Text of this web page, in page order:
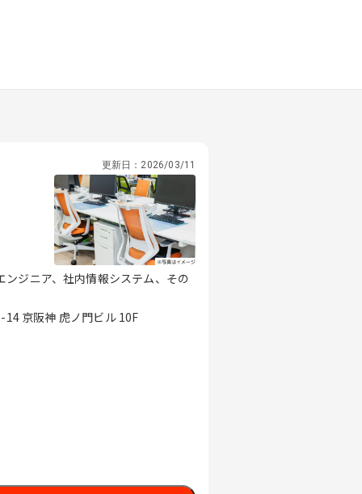
更新日： 2026/03/11
ジニア、社内情報システム、その
京阪神 虎ノ門ビル 10F